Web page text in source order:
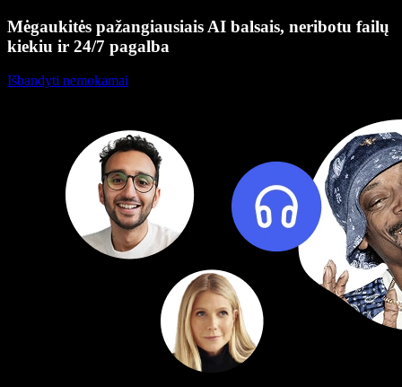
Mėgaukitės pažangiausiais AI balsais, neribotu failų
kiekiu ir 24/7 pagalba
Išbandyti nemokamai